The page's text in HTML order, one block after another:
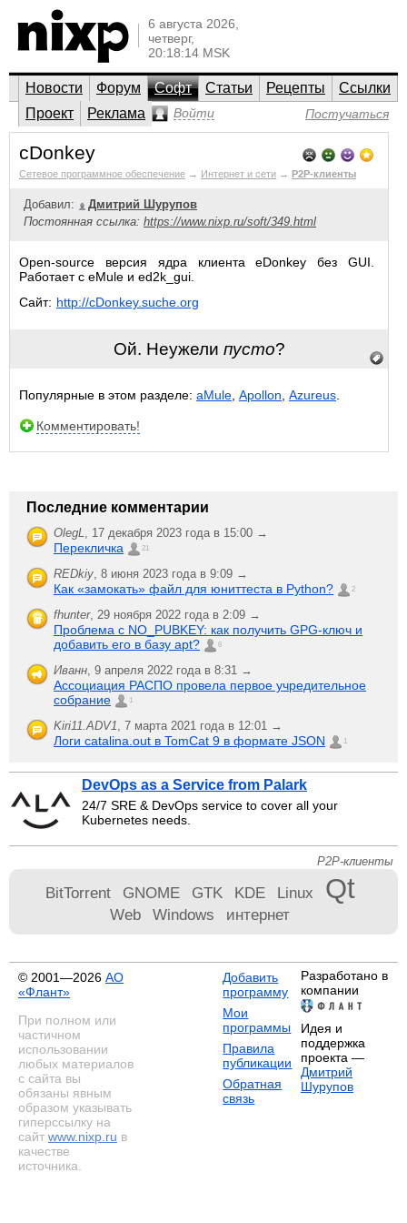
6 августа 2026,
четверг,
20:18:14 MSK
Новости Форум Софт Статьи Рецепты
Ссылки
Проект
Реклама Войти Постучаться
cDonkey
Сетевое программное обеспечение → Интернет и сети → P2P-клиенты
Добавил:
Дмитрий Шурупов
Постоянная ссылка: https://www.nixp.ru/soft/349.html
Open-source версия ядра клиента eDonkey без GUI.
Работает с eMule и ed2k_gui.
Сайт: http://cDonkey.suche.org
Ой. Неужели пусто?
Популярные в этом разделе: aMule Apollon Azureus
Комментировать!
Последние комментарии
OlegL, 17 декабря 2023 года в 15:00 →
Перекличка 21
REDkiy, 8 июня 2023 года в 9:09 →
Как «замокать» файл для юниттеста в Python? 2
fhunter, 29 ноября 2022 года в 2:09 →
Проблема с NO_PUBKEY: как получить GPG-ключ и
добавить его в базу apt?
6
Иванн, 9 апреля 2022 года в 8:31 →
Ассоциация РАСПО провела первое учредительное
собрание
1
Kiri11.ADV1, 7 марта 2021 года в 12:01 →
Логи catalina.out в TomCat 9 в формате JSON 1
DevOps as a Service from Palark
24/7 SRE & DevOps service to cover all your
Kubernetes needs.
P2P-клиенты
BitTorrent GNOME GTK KDE Linux Qt
Web Windows интернет
© 2001—2026 АО
«Флант»
При полном или
частичном
использовании
любых материалов
с сайта вы
обязаны явным
образом указывать
гиперссылку на
сайт www.nixp.ru в
качестве
источника.
Добавить
программу
Мои
программы
Правила
публикации
Обратная
связь
Разработано в
компании
Идея и
поддержка
проекта —
Дмитрий
Шурупов